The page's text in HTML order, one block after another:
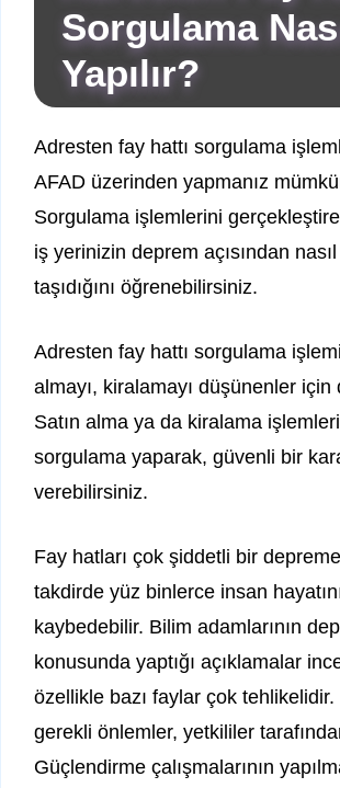
Sorgulama
Yapılır?
Adresten fay hattı sorgulama
AFAD üzerinden yapmanız
Sorgulama işlemlerini
iş yerinizin deprem açısından
taşıdığını öğrenebilirsiniz.
Adresten fay hattı sorgulama
almayı, kiralamayı düşünenler için
Satın alma ya da kiralama
sorgulama yaparak, güvenli bir
verebilirsiniz.
Fay hatları çok şiddetli bir depreme
takdirde yüz binlerce insan
kaybedebilir. Bilim adamlarının
konusunda yaptığı açıklamalar
özellikle bazı faylar çok
gerekli önlemler, yetkililer
Güçlendirme çalışmalarının